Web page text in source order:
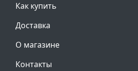
Как купить
Доставка
О магазине
Контакты